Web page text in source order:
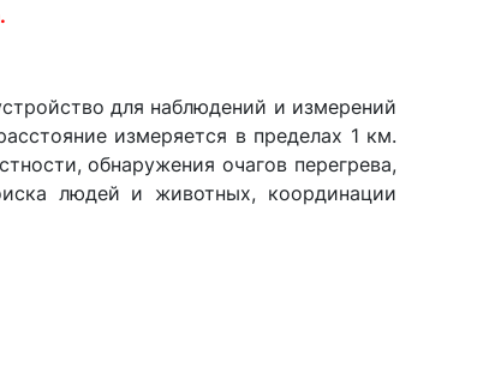
для наблюдений и измерений
измеряется в пределах 1 км.
обнаружения очагов перегрева,
людей и животных, координации